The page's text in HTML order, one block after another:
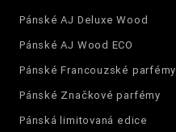
Pánské AJ Deluxe Wood
Pánské AJ Wood ECO
Pánské Francouzské parfémy
Pánské Značkové parfémy
Pánská limitovaná edice